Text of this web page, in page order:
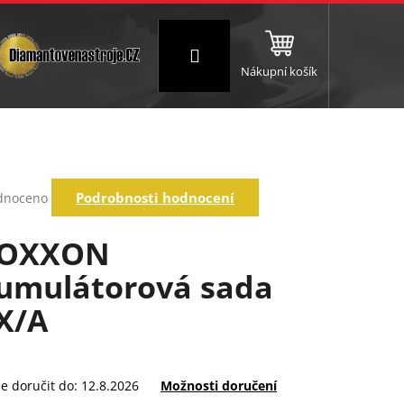
Brusné a leštící válce
Přihlášení
Nákupní košík
Podrobnosti hodnocení
sada
A
doručit do: 12.8.2026 Možnosti doručení